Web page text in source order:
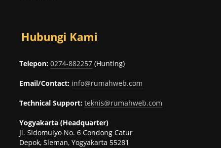
Hubungi Kami
Telepon: 0274-882257 (Hunting)
Email/Contact: info@rumahweb.com
Technical Support: teknis@rumahweb.com
Yogyakarta (Headquarter)
Jl. Sidomulyo No. 6 Condong Catur
Depok, Sleman, Yogyakarta 55281